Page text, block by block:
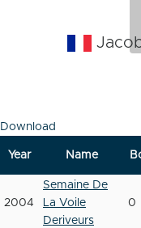
Download
Year Name
2004
Semaine De
La Voile
Deriveurs
0